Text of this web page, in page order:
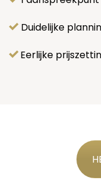
Duidelijke
Eerlijke